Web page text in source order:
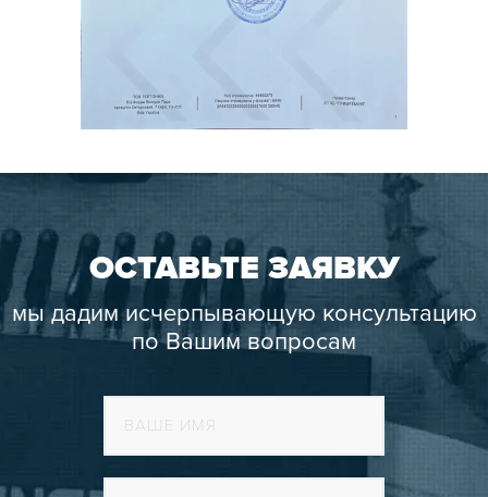
ОСТАВЬТЕ ЗАЯВКУ
мы дадим исчерпывающую консультацию
по Вашим вопросам